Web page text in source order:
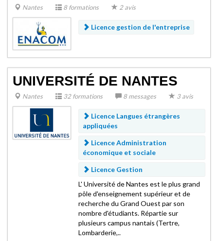
Nantes 8 formations 2 avis
Licence gestion de l'entreprise
UNIVERSITÉ DE NANTES
Nantes 32 formations 8 messages 3 avis
Licence Langues étrangères
appliquées
Licence Administration
économique et sociale
Licence Gestion
L' Université de Nantes est le plus grand
pôle d'enseignement supérieur et de
recherche du Grand Ouest par son
nombre d'étudiants. Répartie sur
plusieurs campus nantais (Tertre,
Lombarderie,..